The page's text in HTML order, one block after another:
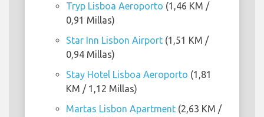
Tryp Lisboa Aeroporto (1,46 KM /
0,91 Millas)
Star Inn Lisbon Airport (1,51 KM /
0,94 Millas)
Stay Hotel Lisboa Aeroporto (1,81
KM / 1,12 Millas)
Martas Lisbon Apartment (2,63 KM /